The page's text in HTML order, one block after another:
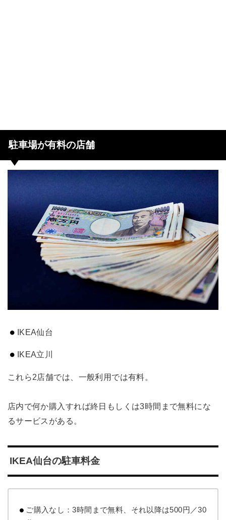
駐車場が有料の店舗
IKEA仙台
IKEA立川
これら2店舗では、一般利用では有料。
店内で何か購入すれば終日もしくは3時間まで無料にな
るサービスがある。
IKEA仙台の駐車料金
ご購入なし：3時間まで無料、それ以降は500円／30